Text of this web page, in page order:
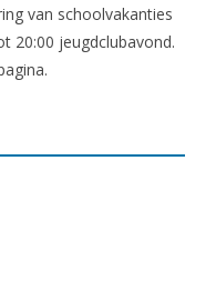
van schoolvakanties
20:00 jeugdclubavond.
.